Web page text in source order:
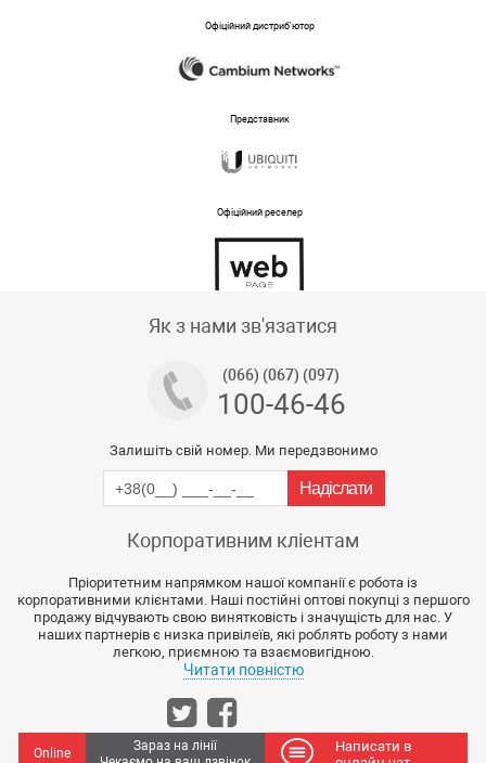
Офіційний дистриб'ютор
Представник
Офіційний реселер
Як з нами зв'язатися
(066) (067) (097)
100-46-46
Залишіть свій номер. Ми передзвонимо
Корпоративним кліентам
Пріоритетним напрямком нашої компанії є робота із
корпоративними клієнтами. Наші постійні оптові покупці з першого
продажу відчувають свою винятковість і значущість для нас. У
наших партнерів є низка привілеїв, які роблять роботу з нами
легкою, приємною та взаємовигідною.
Читати повністю
Online
Зараз на лінії
Написати в